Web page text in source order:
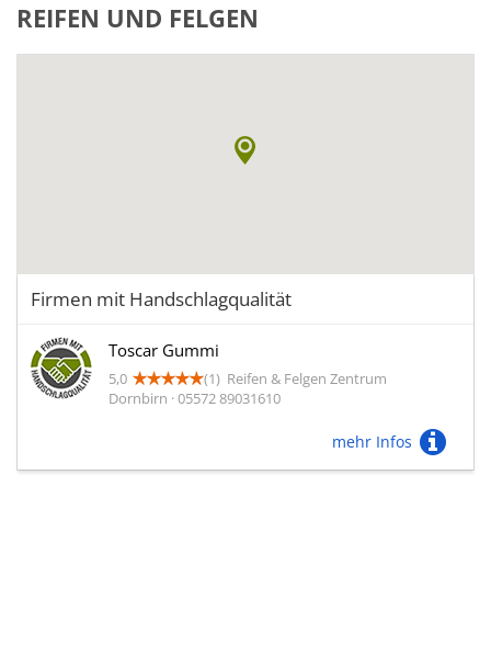
REIFEN UND FELGEN
Firmen mit Handschlagqualität
Toscar Gummi
5,0 (1) Reifen & Felgen Zentrum
Dornbirn · 05572 89031610
mehr Infos